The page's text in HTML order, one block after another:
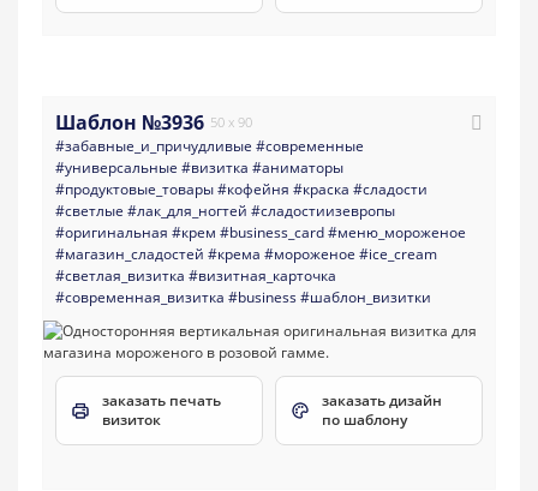
Шаблон №3936 50 x 90
#забавные_и_причудливые #современные
#универсальные #визитка #аниматоры
#продуктовые_товары#кофейня #краска #сладости
#светлые #лак_для_ногтей #сладостиизевропы
#оригинальная #крем #business_card#меню_мороженое
#магазин_сладостей #крема #мороженое #ice_cream
#светлая_визитка #визитная_карточка
#современная_визитка #business#шаблон_визитки
заказать печать
визиток
заказать дизайн
по шаблону